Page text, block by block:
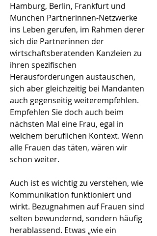
Hamburg, Berlin, Frankfurt und
München Partnerinnen-Netzwerke
ins Leben gerufen, im Rahmen derer
sich die Partnerinnen der
wirtschaftsberatenden Kanzleien zu
ihren spezifischen
Herausforderungen austauschen,
sich aber gleichzeitig bei Mandanten
auch gegenseitig weiterempfehlen.
Empfehlen Sie doch auch beim
nächsten Mal eine Frau, egal in
welchem beruflichen Kontext. Wenn
alle Frauen das täten, wären wir
schon weiter.
Auch ist es wichtig zu verstehen, wie
Kommunikation funktioniert und
wirkt. Bezugnahmen auf Frauen sind
selten bewundernd, sondern häufig
herablassend. Etwas „wie ein